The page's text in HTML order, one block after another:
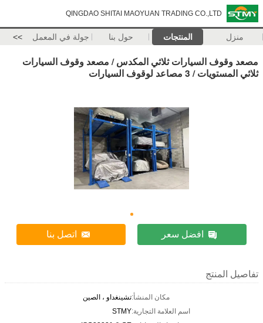
QINGDAO SHITAI MAOYUAN TRADING CO.,LTD
منزل المنتجات حول بنا جولة في المعمل >>
مصعد وقوف السيارات ثلاثي المكدس / مصعد وقوف السيارات
ثلاثي المستويات / 3 مصاعد لوقوف السيارات
افضل سعر اتصل بنا
تفاصيل المنتج
مكان المنشأ:تشينغداو ، الصين
اسم العلامة التجارية:STMY